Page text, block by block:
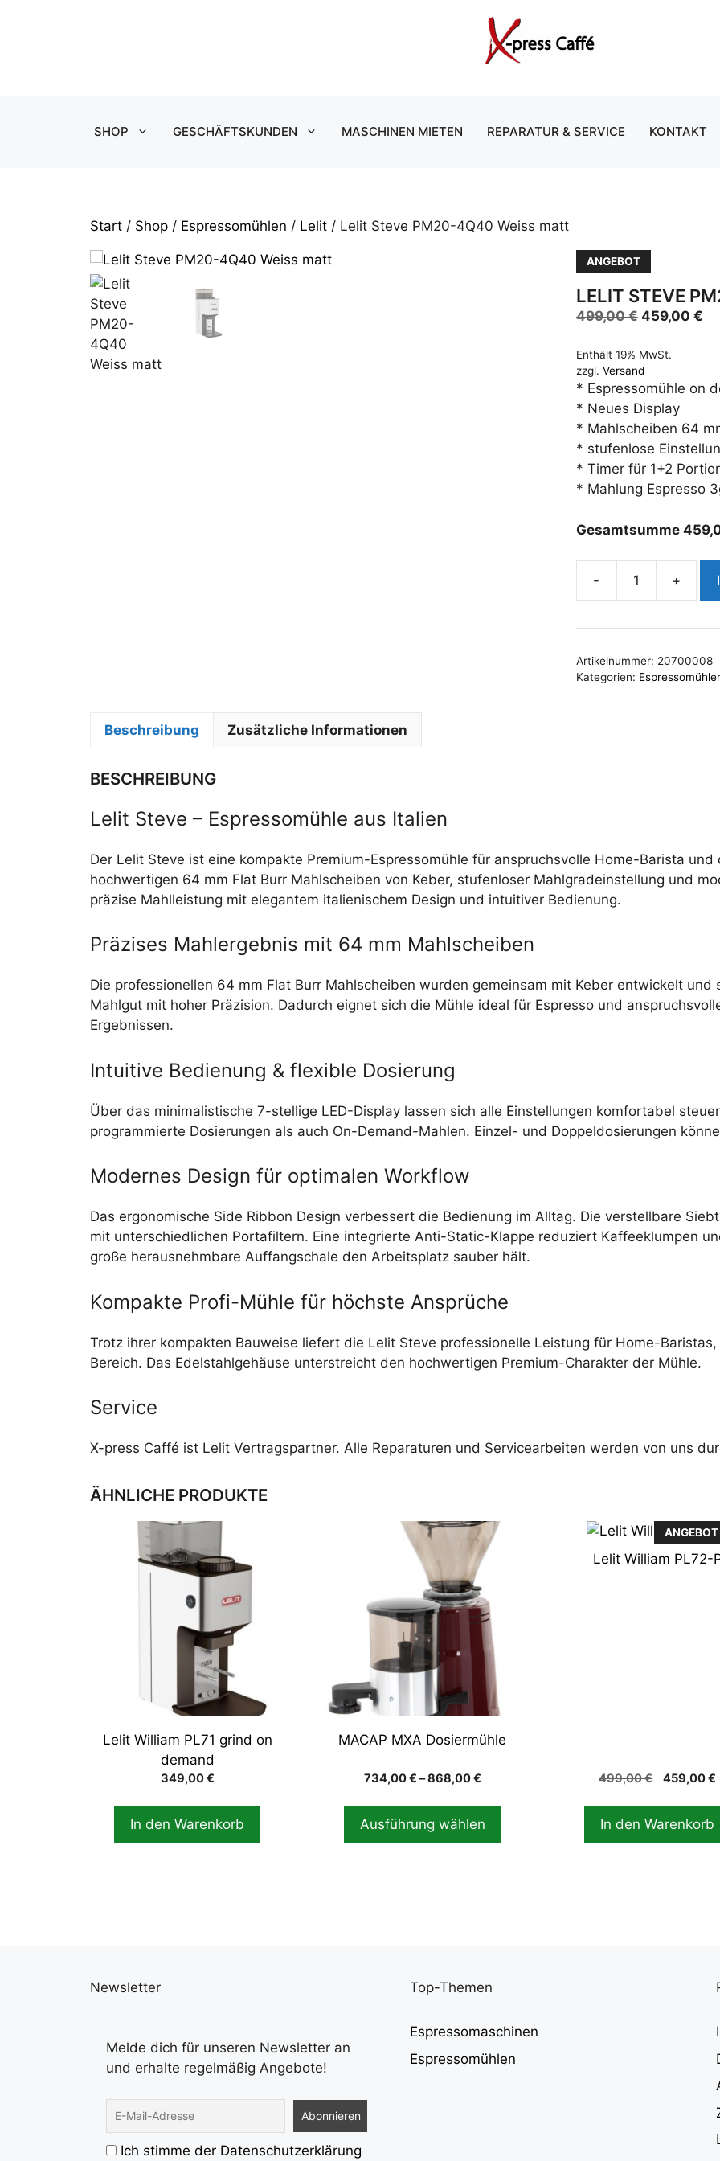
SHOP GESCHÄFTSKUNDEN MASCHINEN MIETEN REPARATUR & SERVICE KONTAKT
Start / Shop / Espressomühlen / Lelit / Lelit Steve PM20-4Q40 Weiss matt
ANGEBOT
LELIT STEVE
499,00€
war:
499,00 €
459,00 €
Enthält 19% MwSt.
zzgl. Versand
* Espressomühle on
* Neues Display
* Mahlscheiben 64
* stufenlose
* Timer für 1+2
* Mahlung Espresso
Gesamtsumme
-
PM20-
Weiss
+
Artikelnummer: 20700008
Kategorien:
Beschreibung Zusätzliche Informationen
BESCHREIBUNG
Lelit Steve – Espressomühle aus Italien
Der Lelit Steve ist eine kompakte Premium-Espressomühle für anspruchsvolle Home-Barista
hochwertigen 64 mm Flat Burr Mahlscheiben von Keber, stufenloser Mahlgradeinstellung und
präzise Mahlleistung mit elegantem italienischem Design und intuitiver Bedienung.
Präzises Mahlergebnis mit 64 mm Mahlscheiben
Die professionellen 64 mm Flat Burr Mahlscheiben wurden gemeinsam mit Keber entwickelt
Mahlgut mit hoher Präzision. Dadurch eignet sich die Mühle ideal für Espresso und
Ergebnissen.
Intuitive Bedienung & flexible Dosierung
Über das minimalistische 7-stellige LED-Display lassen sich alle Einstellungen komfortabel
programmierte Dosierungen als auch On-Demand-Mahlen. Einzel- und Doppeldosierungen
Modernes Design für optimalen Workflow
Das ergonomische Side Ribbon Design verbessert die Bedienung im Alltag. Die verstellbare
mit unterschiedlichen Portafiltern. Eine integrierte Anti-Static-Klappe reduziert Kaffeeklumpen
große herausnehmbare Auffangschale den Arbeitsplatz sauber hält.
Kompakte Profi-Mühle für höchste Ansprüche
Trotz ihrer kompakten Bauweise liefert die Lelit Steve professionelle Leistung für Home-
Bereich. Das Edelstahlgehäuse unterstreicht den hochwertigen Premium-Charakter der Mühle.
Service
X-press Caffé ist Lelit Vertragspartner. Alle Reparaturen und Servicearbeiten werden von uns
ÄHNLICHE PRODUKTE
Lelit William PL71 grind on
demand
349,00€
In den Warenkorb
MACAP MXA Dosiermühle
734,00€ –868,00€Preisspanne:
bis
868,00 €
Ausführung wählen
Varianten
Optionen
können
auf
der
gewählt
ANGEBOT
Lelit William PL72-
499,00€
war:
499,00 €
459,00€
In den Warenkorb
Newsletter
Melde dich für unseren Newsletter an
und erhalte regelmäßig Angebote!
Ich stimme der Datenschutzerklärung
Top-Themen
Espressomaschinen
Espressomühlen